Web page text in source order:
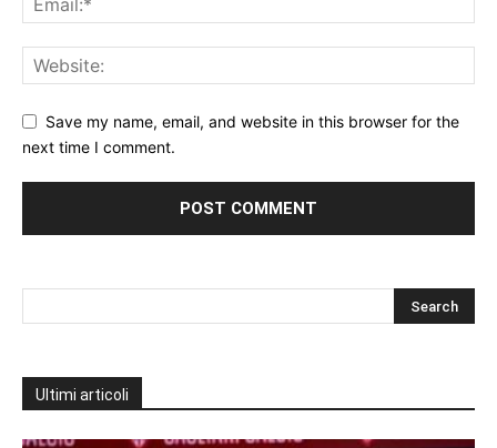
Save my name, email, and website in this browser for the
next time I comment.
Ultimi articoli